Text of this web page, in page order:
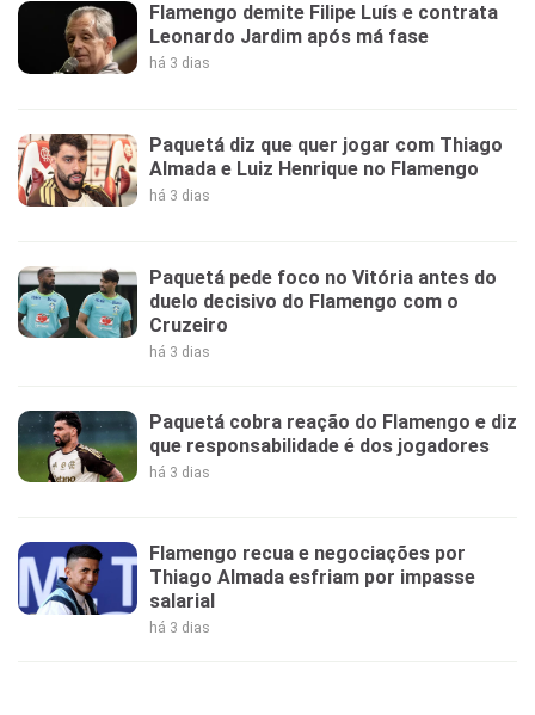
Flamengo demite Filipe Luís e contrata
Leonardo Jardim após má fase
há 3 dias
Paquetá diz que quer jogar com Thiago
Almada e Luiz Henrique no Flamengo
há 3 dias
Paquetá pede foco no Vitória antes do
duelo decisivo do Flamengo com o
Cruzeiro
há 3 dias
Paquetá cobra reação do Flamengo e diz
que responsabilidade é dos jogadores
há 3 dias
Flamengo recua e negociações por
Thiago Almada esfriam por impasse
salarial
há 3 dias